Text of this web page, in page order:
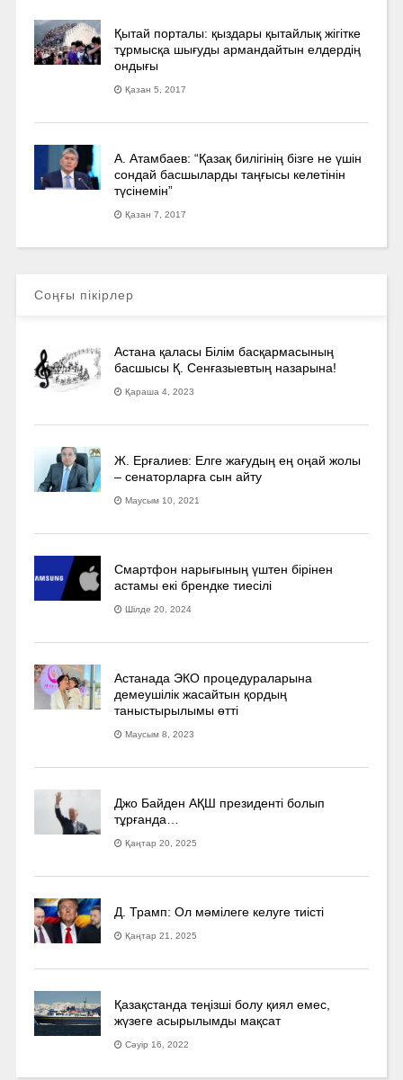
Қытай порталы: қыздары қытайлық жігітке
тұрмысқа шығуды армандайтын елдердің
ондығы
Қазан 5, 2017
А. Атамбаев: “Қазақ билігінің бізге не үшін
сондай басшыларды таңғысы келетінін
түсінемін”
Қазан 7, 2017
Соңғы пікірлер
Астана қаласы Білім басқармасының
басшысы Қ. Сенғазыевтың назарына!
Қараша 4, 2023
Ж. Ерғалиев: Елге жағудың ең оңай жолы
– сенаторларға сын айту
Маусым 10, 2021
Смартфон нарығының үштен бірінен
астамы екі брендке тиесілі
Шілде 20, 2024
Астанада ЭКО процедураларына
демеушілік жасайтын қордың
таныстырылымы өтті
Маусым 8, 2023
Джо Байден АҚШ президенті болып
тұрғанда…
Қаңтар 20, 2025
Д. Трамп: Ол мәмілеге келуге тиісті
Қаңтар 21, 2025
Қазақстанда теңізші болу қиял емес,
жүзеге асырылымды мақсат
Сәуір 16, 2022